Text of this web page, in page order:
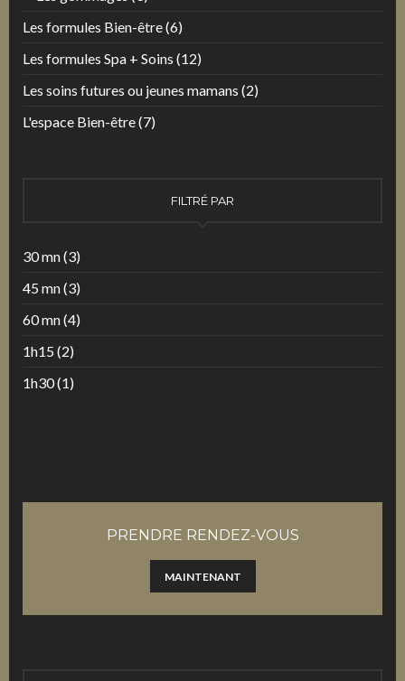
Les formules Bien-être(6)
Les formules Spa + Soins (12)
Les soins futures ou jeunes mamans (2)
L'espace Bien-être(7)
FILTRÉ PAR
30 mn(3)
45 mn(3)
60 mn(4)
1h15 (2)
1h30(1)
PRENDRE RENDEZ-VOUS
MAINTENANT